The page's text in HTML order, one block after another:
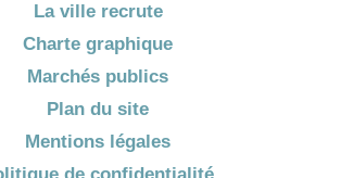
La ville recrute
Charte graphique
Marchés publics
Plan du site
Mentions légales